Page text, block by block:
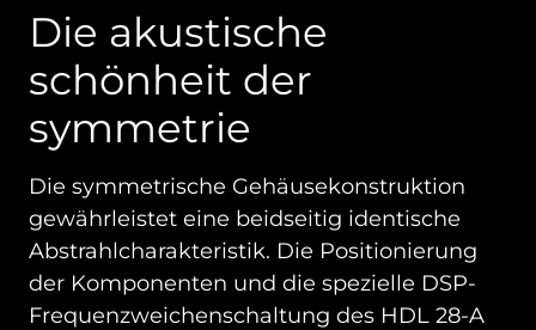
Die akustische
schönheit der
symmetrie
Die symmetrische Gehäusekonstruktion
gewährleistet eine beidseitig identische
Abstrahlcharakteristik. Die Positionierung
der Komponenten und die spezielle DSP-
Frequenzweichenschaltung des HDL 28-A